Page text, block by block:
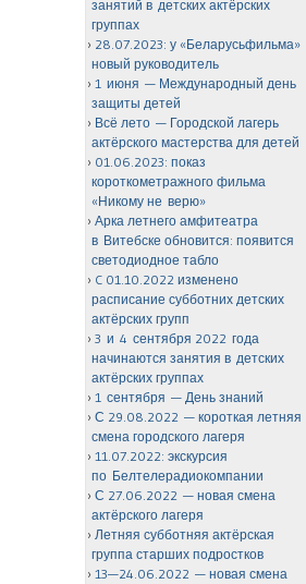
занятий в детских актёрских
группах
28.07.2023: у «Беларусьфильма»
новый руководитель
1 июня — Международный день
защиты детей
Всё лето — Городской лагерь
актёрского мастерства для детей
01.06.2023: показ
короткометражного фильма
«Никому не верю»
Арка летнего амфитеатра
в Витебске обновится: появится
светодиодное табло
C 01.10.2022 изменено
расписание субботних детских
актёрских групп
3 и 4 сентября 2022 года
начинаются занятия в детских
актёрских группах
1 сентября — День знаний
С 29.08.2022 — короткая летняя
смена городского лагеря
11.07.2022: экскурсия
по Белтелерадиокомпании
С 27.06.2022 — новая смена
актёрского лагеря
Летняя субботняя актёрская
группа старших подростков
13—24.06.2022 — новая смена